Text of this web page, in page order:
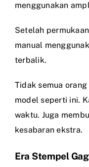
menggunakan
Setelah
manual
terbalik.
Tidak semua
model seperti ini.
waktu. Juga
kesabaran ekstra.
Era Stempel